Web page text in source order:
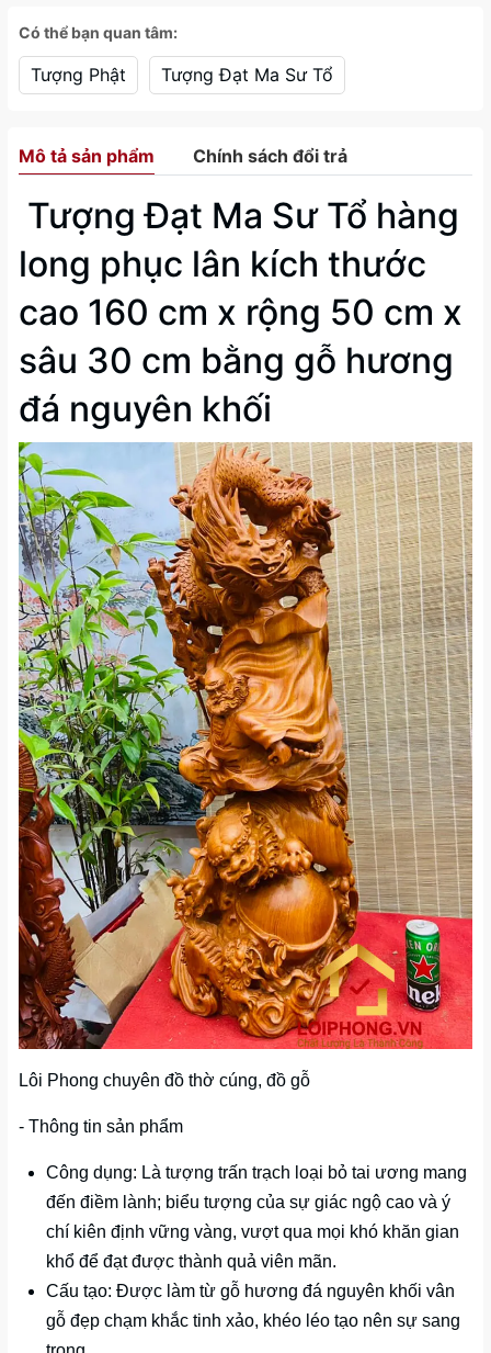
Có thể bạn quan tâm:
Tượng Phật Tượng Đạt Ma Sư Tổ
Mô tả sản phẩm Chính sách đổi trả
Tượng Đạt Ma Sư Tổ hàng
long phục lân kích thước
cao 160 cm x rộng 50 cm x
sâu 30 cm bằng gỗ hương
đá nguyên khối
Lôi Phong chuyên đồ thờ cúng, đồ gỗ
- Thông tin sản phẩm
Công dụng: Là tượng trấn trạch loại bỏ tai ương mang
đến điềm lành; biểu tượng của sự giác ngộ cao và ý
chí kiên định vững vàng, vượt qua mọi khó khăn gian
khổ để đạt được thành quả viên mãn.
Cấu tạo: Được làm từ gỗ hương đá nguyên khối vân
gỗ đẹp chạm khắc tinh xảo, khéo léo tạo nên sự sang